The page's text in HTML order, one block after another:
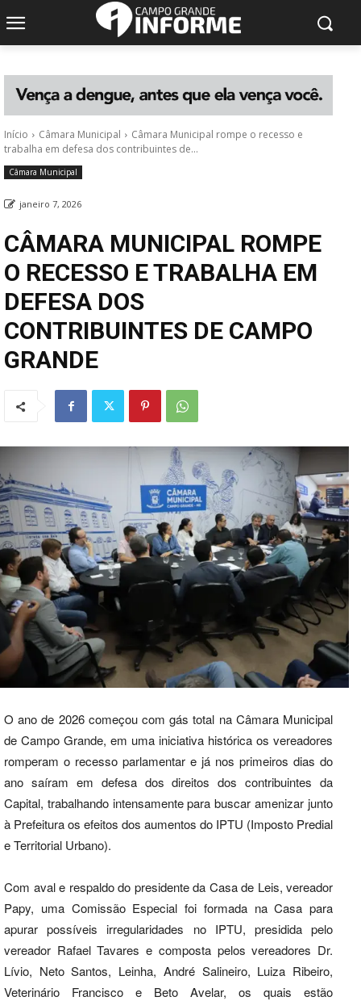
Início Câmara Municipal
Câmara Municipal rompe o recesso e
trabalha em defesa dos contribuintes de...
Câmara Municipal
janeiro 7, 2026
CÂMARA MUNICIPAL ROMPE
O RECESSO E TRABALHA EM
DEFESA DOS
CONTRIBUINTES DE CAMPO
GRANDE
O ano de 2026 começou com gás total na Câmara Municipal
de Campo Grande, em uma iniciativa histórica os vereadores
romperam o recesso parlamentar e já nos primeiros dias do
ano saíram em defesa dos direitos dos contribuintes da
Capital, trabalhando intensamente para buscar amenizar junto
à Prefeitura os efeitos dos aumentos do IPTU (Imposto Predial
e Territorial Urbano).
Com aval e respaldo do presidente da Casa de Leis, vereador
Papy, uma Comissão Especial foi formada na Casa para
apurar possíveis irregularidades no IPTU, presidida pelo
vereador Rafael Tavares e composta pelos vereadores Dr.
Lívio, Neto Santos, Leinha, André Salineiro, Luiza Ribeiro,
Veterinário Francisco e Beto Avelar, os quais estão